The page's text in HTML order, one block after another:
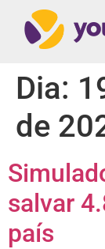
Dia:
de
salvar
país